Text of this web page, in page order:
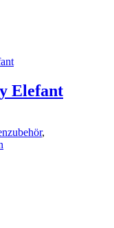
Elefant
,